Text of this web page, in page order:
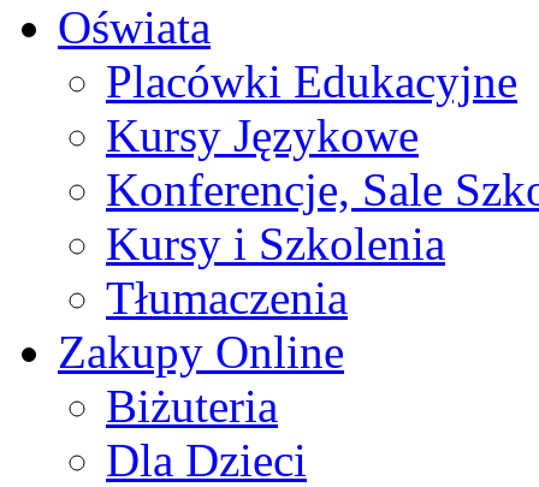
Oświata
Placówki Edukacyjne
Kursy Językowe
Konferencje, Sale
Kursy i Szkolenia
Tłumaczenia
Zakupy Online
Biżuteria
Dla Dzieci